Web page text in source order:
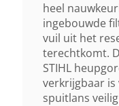
heel
ingebouwde
vuil uit het
terechtkomt.
STIHL
verkrijgbaar is
spuitlans
Lengte X
29,2 Cm X 40,6
Autonomie Met
Tot 1000 Min